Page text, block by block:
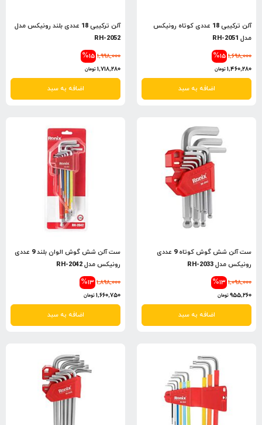
آلن ترکیبی 18 عددی کوتاه رونیکس
مدل RH-2051
%15 1,698,000
1,460,280تومان
اضافه به سبد
آلن ترکیبی 18 عددی بلند رونیکس مدل
RH-2052
%15 1,998,000
1,718,280تومان
اضافه به سبد
ست آلن شش گوش کوتاه 9 عددی
رونیکس مدل RH-2033
%13 1,098,000
955,260تومان
اضافه به سبد
ست آلن شش گوش الوان بلند 9 عددی
رونیکس مدل RH-2042
%13 1,898,000
1,660,750تومان
اضافه به سبد